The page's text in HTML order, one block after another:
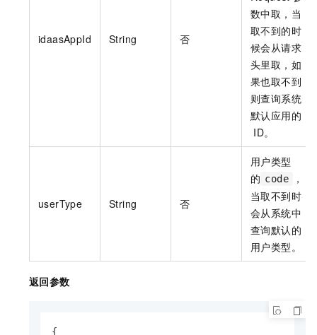
idaasAppId String 否
数中取，当
取不到的时
候会从请求
头里取，如
果也取不到
则查询系统
默认应用的
ID。
userType String 否
用户类型
的 code
，
当取不到时
会从系统中
查询默认的
用户类型。
返回参数
{